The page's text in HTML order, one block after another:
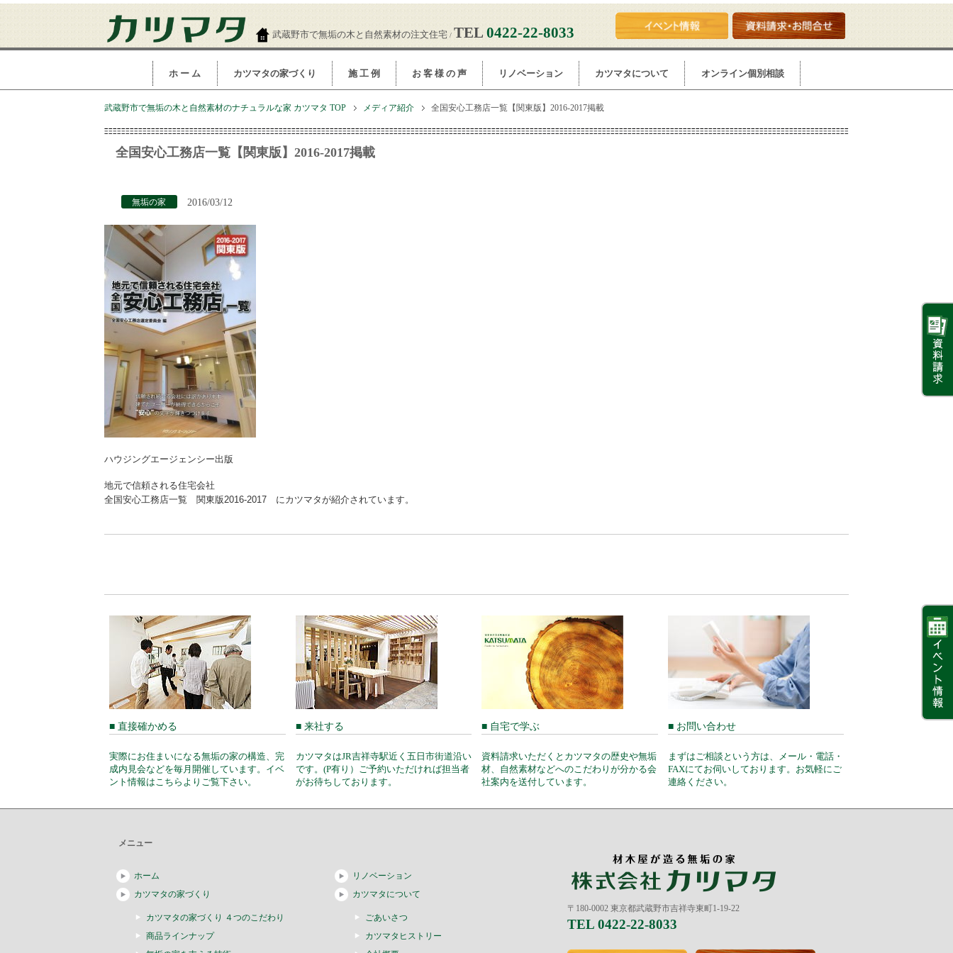
武蔵野市で無垢の木と自然素材の注文住宅 / TEL 0422-22-8033
ホ ー ム カツマタの家づくり 施 工 例 お 客 様 の 声 リノベーション カツマタについて オンライン個別相談
武蔵野市で無垢の木と自然素材のナチュラルな家 カツマタ TOP メディア紹介 全国安心工務店一覧【関東版】2016-2017掲載
全国安心工務店一覧【関東版】2016-2017掲載
2016/03/12
無垢の家
ハウジングエージェンシー出版
地元で信頼される住宅会社
全国安心工務店一覧 関東版2016-2017 にカツマタが紹介されています。
■ 直接確かめる
実際にお住まいになる無垢の家の構造、完
成内見会などを毎月開催しています。イベ
ント情報はこちらよりご覧下さい。
■ 来社する
カツマタはJR吉祥寺駅近く五日市街道沿い
です。(P有り）ご予約いただければ担当者
がお待ちしております。
■ 自宅で学ぶ
資料請求いただくとカツマタの歴史や無垢
材、自然素材などへのこだわりが分かる会
社案内を送付しています。
■ お問い合わせ
まずはご相談という方は、メール・電話・
FAXにてお伺いしております。お気軽にご
連絡ください。
〒180-0002 東京都武蔵野市吉祥寺東町1-19-22
TEL 0422-22-8033
メニュー
ホーム
カツマタの家づくり
カツマタの家づくり ４つのこだわり
商品ラインナップ
リノベーション
カツマタについて
ごあいさつ
カツマタヒストリー